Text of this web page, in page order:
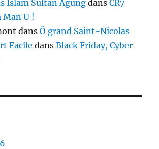
Islam Sultan Agung dansCR7
U !
dansÔ grand Saint-Nicolas
Facile dansBlack Friday, Cyber